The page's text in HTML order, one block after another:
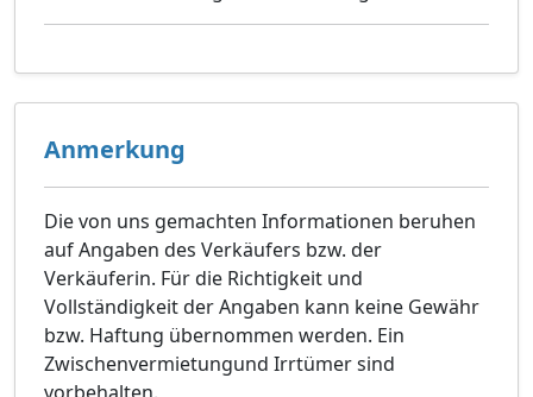
Anmerkung
Die von uns gemachten Informationen beruhen
auf Angaben des Verkäufers bzw. der
Verkäuferin. Für die Richtigkeit und
Vollständigkeit der Angaben kann keine Gewähr
bzw. Haftung übernommen werden. Ein
Zwischenvermietungund Irrtümer sind